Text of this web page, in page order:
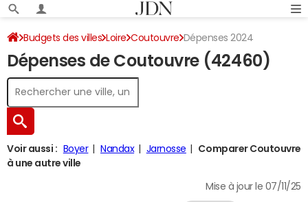
Budgets des villes Loire Coutouvre Dépenses 2024
Dépenses de Coutouvre (42460)
Voir aussi : Boyer Nandax Jarnosse
Comparer Coutouvre
à une autre ville
Mise à jour le 07/11/25